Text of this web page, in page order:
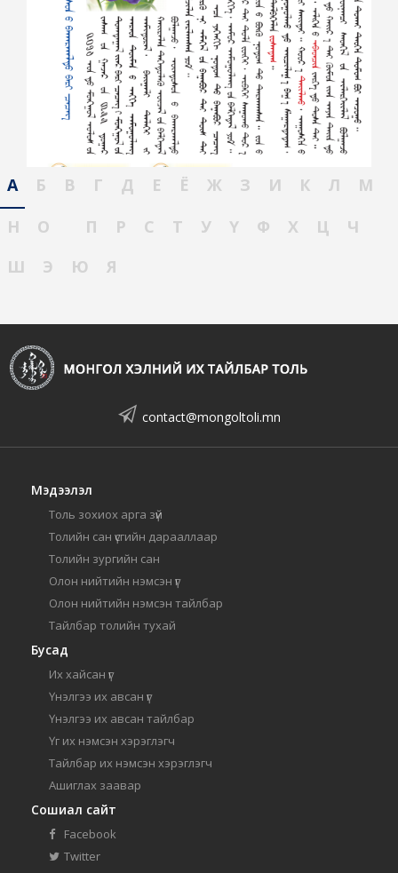
А Б В Г Д Е Ё Ж З И К Л
М
Н
О П Р С Т У Ү Ф Х Ц
Ч
Ш
Э Ю Я
contact@mongoltoli.mn
Мэдээлэл
Толь зохиох арга зүй
Толийн сан үсгийн дарааллаар
Толийн зургийн сан
Олон нийтийн нэмсэн үг
Олон нийтийн нэмсэн тайлбар
Тайлбар толийн тухай
Бусад
Их хайсан үг
Үнэлгээ их авсан үг
Үнэлгээ их авсан тайлбар
Үг их нэмсэн хэрэглэгч
Тайлбар их нэмсэн хэрэглэгч
Ашиглах заавар
Сошиал сайт
Facebook
Twitter